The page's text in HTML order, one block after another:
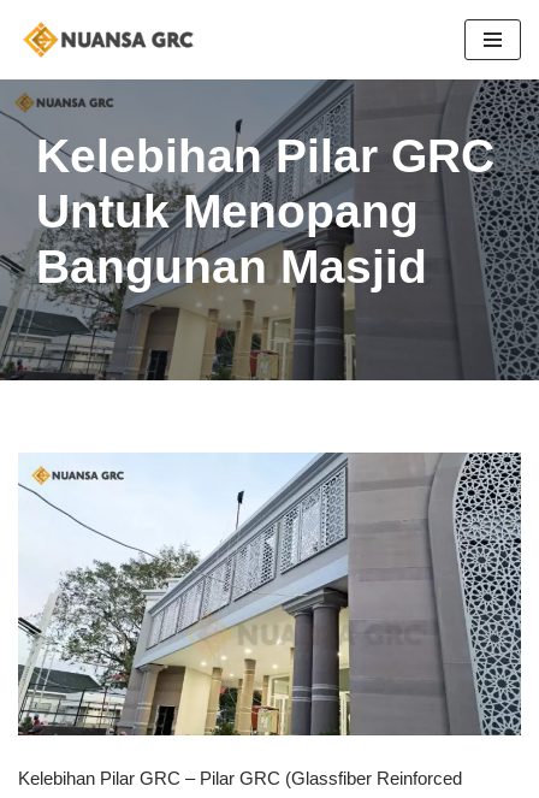
Skip
to
content
Kelebihan Pilar GRC
Untuk Menopang
Bangunan Masjid
Kelebihan Pilar GRC – Pilar GRC (Glassfiber Reinforced